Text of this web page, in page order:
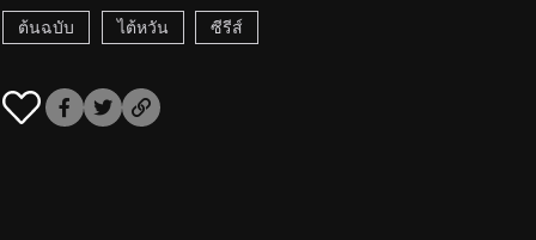
ต้นฉบับ ไต้หวัน ซีรีส์